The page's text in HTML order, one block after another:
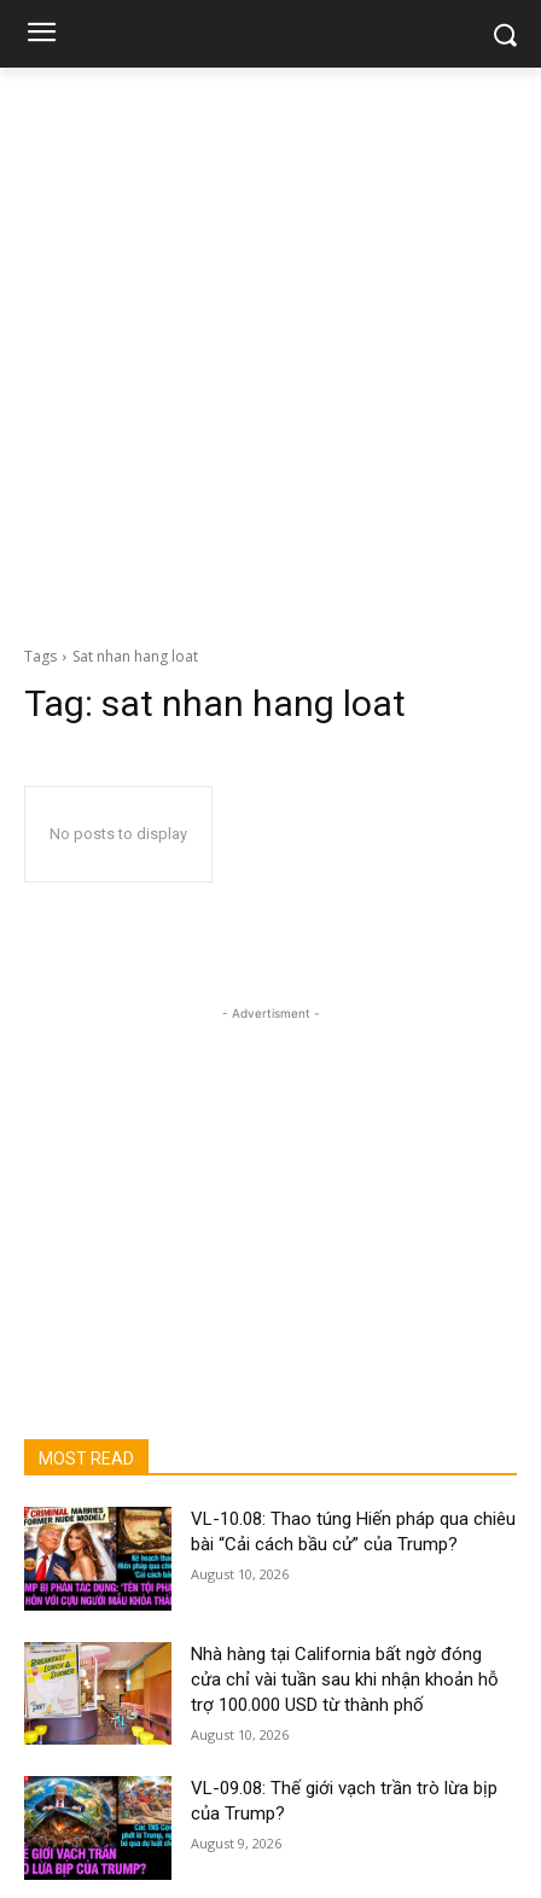
Tags Sat nhan hang loat
Tag: sat nhan hang loat
No posts to display
- Advertisment -
MOST READ
VL-10.08: Thao túng Hiến pháp qua chiêu
bài “Cải cách bầu cử” của Trump?
August 10, 2026
Nhà hàng tại California bất ngờ đóng
cửa chỉ vài tuần sau khi nhận khoản hỗ
trợ 100.000 USD từ thành phố
August 10, 2026
VL-09.08: Thế giới vạch trần trò lừa bịp
của Trump?
August 9, 2026